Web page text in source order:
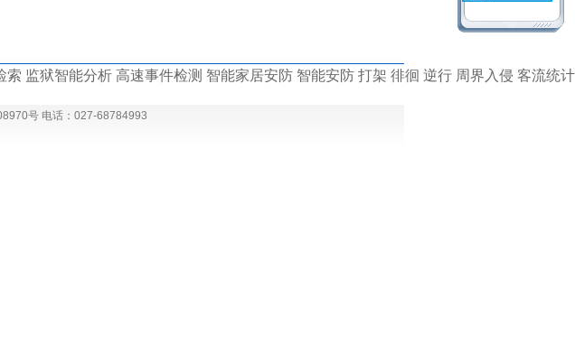
监狱智能分析 高速事件检测 智能家居安防 智能安防 打架 徘徊 逆行 周界入侵 客流统计
号 电话：027-68784993